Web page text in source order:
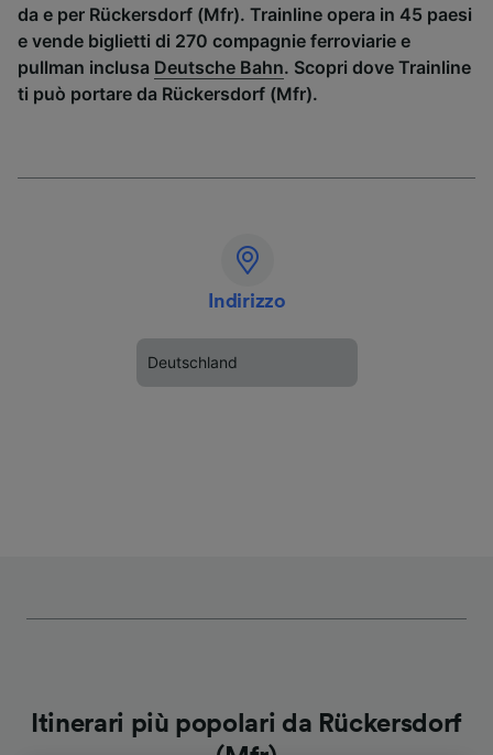
da e per Rückersdorf (Mfr). Trainline opera in 45 paesi
e vende biglietti di 270 compagnie ferroviarie e
pullman inclusa Deutsche Bahn. Scopri dove Trainline
ti può portare da Rückersdorf (Mfr).
Indirizzo
Deutschland
Itinerari più popolari da Rückersdorf